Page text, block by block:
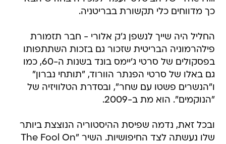
כך מדווחים כלי תקשורת בבריטניה.
החליל היה שייך לנשפן ג'ק אלורי - חבר תזמורת
פילהרמוניה הבריטית שזכור גם בזכות השתתפותו
בפסקולים של סרטי ג'יימס בונד בשנות ה-60, כמו
גם באלו של סרטי הפנתר הוורוד, "תותחי נברון"
ו"הנשרים פשטו עם שחר", ובסדרת הטלוויזיה של
"הנוקמים". הוא מת ב-2009.
ובכל זאת, נדמה שפיסת ההיסטוריה הנוצצת ביותר
שלו נעשתה לצד החיפושיות. השיר "The Fool On